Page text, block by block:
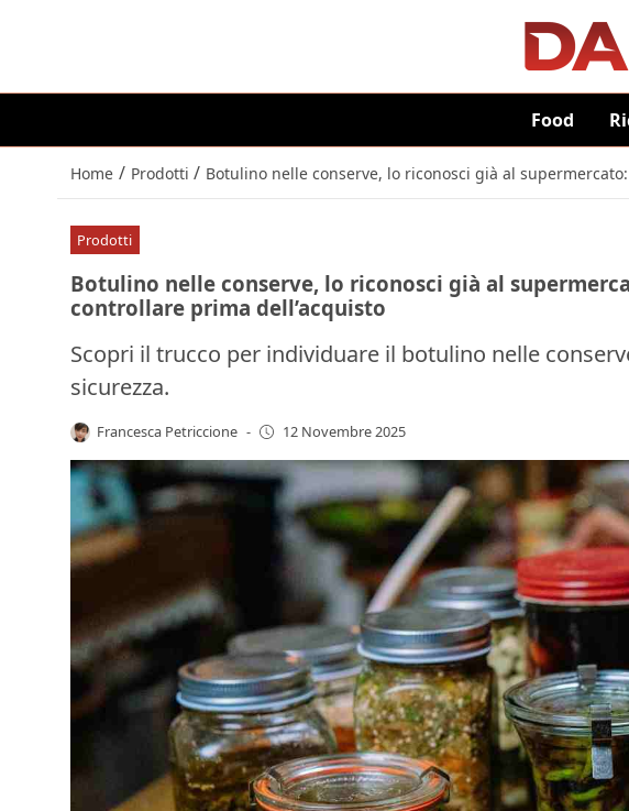
Food
Home / Prodotti / Botulino nelle conserve, lo riconosci già al
Prodotti
Botulino nelle conserve, lo riconosci già al
controllare prima dell’acquisto
Scopri il trucco per individuare il botulino nelle
sicurezza.
Francesca Petriccione - 12 Novembre 2025